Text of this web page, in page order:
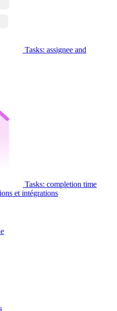
Tasks: assignee and
Tasks: completion time
et intégrations